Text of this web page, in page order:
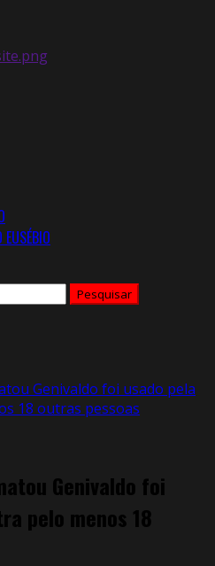
Genivaldo foi usado pela
18 outras pessoas
Genivaldo foi
pelo menos 18